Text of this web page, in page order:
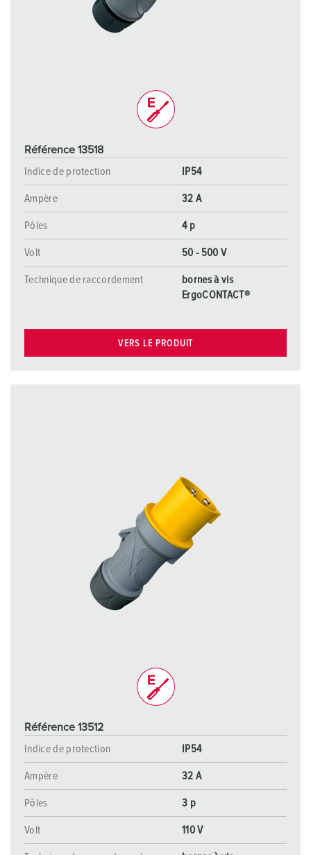
Référence 13518
Indice de protection
IP54
Ampère 32 A
Pôles 4 p
Volt 50 - 500 V
Technique de raccordement
bornes à vis
ErgoCONTACT®
VERS LE PRODUIT
Référence 13512
Indice de protection
IP54
Ampère 32 A
Pôles 3 p
Volt 110 V